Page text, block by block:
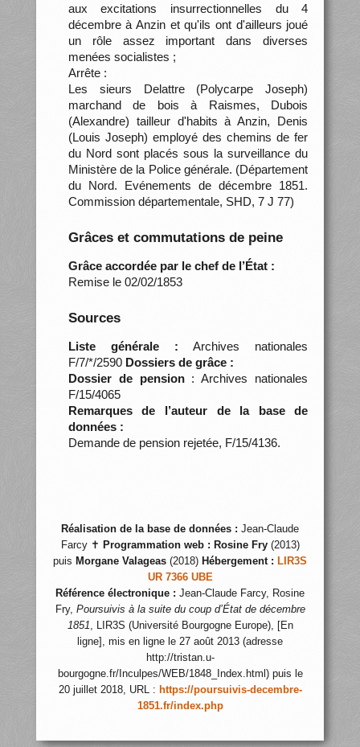
aux excitations insurrectionnelles du 4
décembre à Anzin et qu'ils ont d'ailleurs joué
un rôle assez important dans diverses
menées socialistes ;
Arrête :
Les sieurs Delattre (Polycarpe Joseph)
marchand de bois à Raismes, Dubois
(Alexandre) tailleur d'habits à Anzin, Denis
(Louis Joseph) employé des chemins de fer
du Nord sont placés sous la surveillance du
Ministère de la Police générale. (Département
du Nord. Evénements de décembre 1851.
Commission départementale, SHD, 7 J 77)
Grâces et commutations de peine
Grâce accordée par le chef de l’État :
Remise le 02/02/1853
Sources
Liste générale : Archives nationales
F/7/*/2590 Dossiers de grâce :
Dossier de pension: Archives nationales
F/15/4065
Remarques de l’auteur de la base de
données :
Demande de pension rejetée, F/15/4136.
Réalisation de la base de données : Jean-Claude
Farcy ✝ Programmation web : Rosine Fry(2013)
puis Morgane Valageas (2018) Hébergement : LIR3S
UR 7366 UBE
Référence électronique : Jean-Claude Farcy, Rosine
Fry, Poursuivis à la suite du coup d’État de décembre
1851, LIR3S (Université Bourgogne Europe), [En
ligne], mis en ligne le 27 août 2013 (adresse
http://tristan.u-
bourgogne.fr/Inculpes/WEB/1848_Index.html) puis le
20 juillet 2018, URL : https://poursuivis-decembre-
1851.fr/index.php